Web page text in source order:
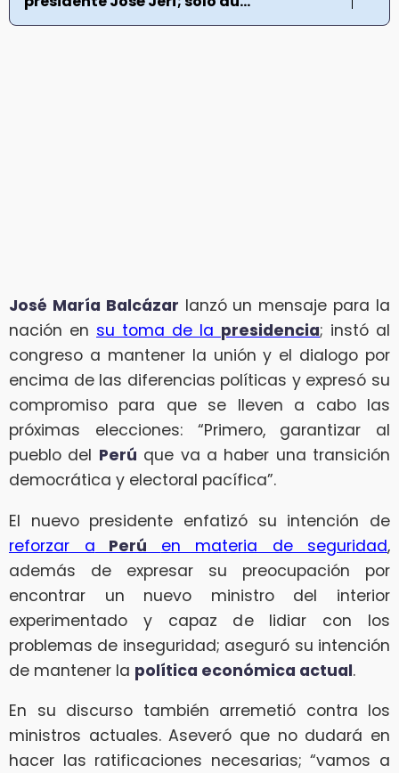
José María Balcázar lanzó un mensaje para la
nación en su toma de la presidencia; instó al
congreso a mantener la unión y el dialogo por
encima de las diferencias políticas y expresó su
compromiso para que se lleven a cabo las
próximas elecciones: “Primero, garantizar al
pueblo del Perú que va a haber una transición
democrática y electoral pacífica”.
El nuevo presidente enfatizó su intención de
reforzar a Perú en materia de seguridad,
además de expresar su preocupación por
encontrar un nuevo ministro del interior
experimentado y capaz de lidiar con los
problemas de inseguridad; aseguró su intención
de mantener la política económica actual.
En su discurso también arremetió contra los
ministros actuales. Aseveró que no dudará en
hacer las ratificaciones necesarias; “vamos a